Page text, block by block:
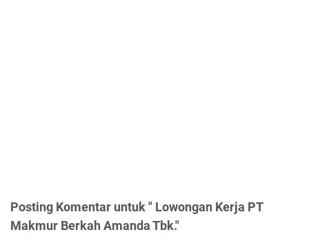
Posting Komentar untuk " Lowongan Kerja PT
Makmur Berkah Amanda Tbk."